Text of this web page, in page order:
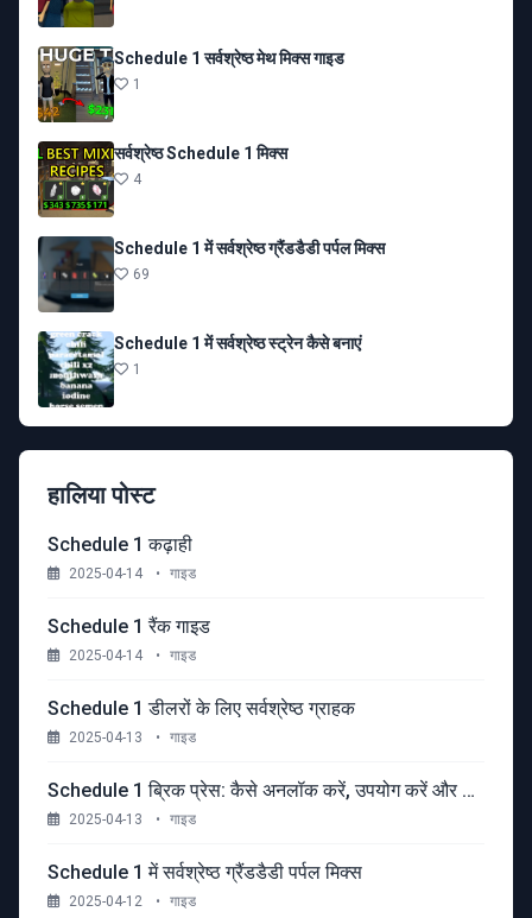
Schedule 1 सर्वश्रेष्ठ मेथ मिक्स गाइड
1
सर्वश्रेष्ठ Schedule 1 मिक्स
4
Schedule 1 में सर्वश्रेष्ठ ग्रैंडडैडी पर्पल मिक्स
69
Schedule 1 में सर्वश्रेष्ठ स्ट्रेन कैसे बनाएं
1
हालिया पोस्ट
Schedule 1 कढ़ाही
2025-04-14 • गाइड
Schedule 1 रैंक गाइड
2025-04-14 • गाइड
Schedule 1 डीलरों के लिए सर्वश्रेष्ठ ग्राहक
2025-04-13 • गाइड
Schedule 1 ब्रिक प्रेस: कैसे अनलॉक करें, उपयोग करें और लाभ को अधिकतम करें
2025-04-13 • गाइड
Schedule 1 में सर्वश्रेष्ठ ग्रैंडडैडी पर्पल मिक्स
2025-04-12 • गाइड